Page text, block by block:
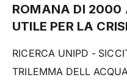
ROMANA DI 2000
UTILE PER LA
RICERCA UNIPD -
TRILEMMA DELL